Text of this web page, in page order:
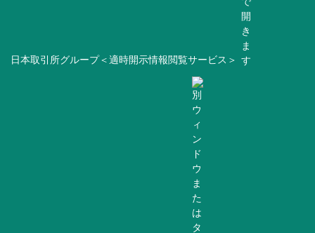
日本取引所グループ＜適時開示情報閲覧サービス＞